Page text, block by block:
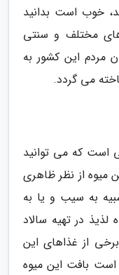
خوب است بدانید
های مختلف و سنتی
مردم این کشور به
می گردد.
است که می توانید
میوه از نظر ظاهری
به سیب و یا به
لذیذ در تهیه سالاد
از غذاهای این
است بافت این میوه